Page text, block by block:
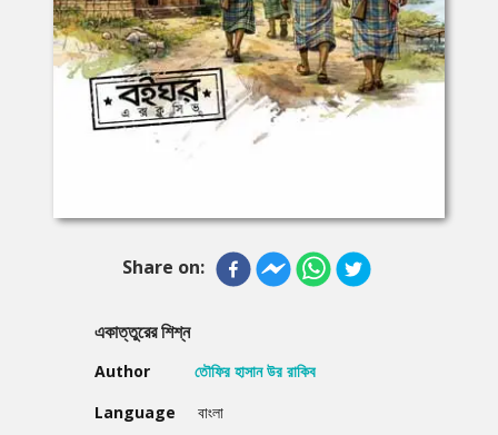
Share on:
একাত্তুরের শিশ্ন
Author
তৌফির হাসান উর রাকিব
Language
বাংলা